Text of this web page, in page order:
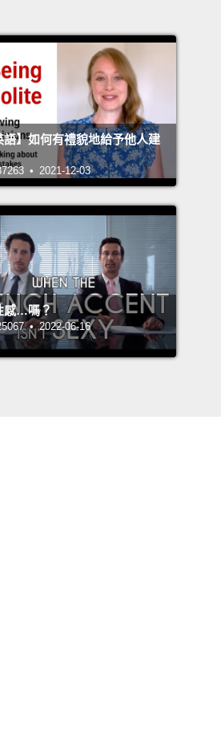
語】如何有禮貌地給予他人建
• 2021-12-03
感…嗎？
• 2022-06-16